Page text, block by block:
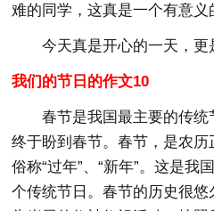
难的同学，这真是一个有意义
今天真是开心的一天，更
我们的节日的作文10
春节是我国最主要的传统
终于盼到春节。春节，是农历
俗称“过年”、“新年”。这是我
个传统节日。春节的历史很